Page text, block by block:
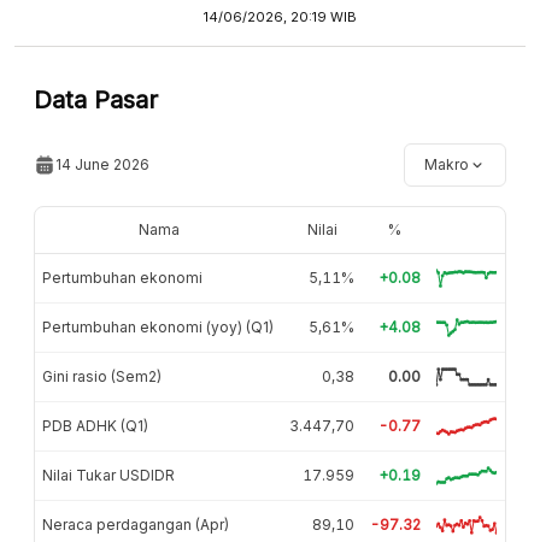
14/06/2026, 20:19 WIB
Data Pasar
14 June 2026 Makro
Nama Nilai %
Pertumbuhan ekonomi 5,11% +0.08
Pertumbuhan ekonomi (yoy) (Q1) 5,61% +4.08
Gini rasio (Sem2) 0,38 0.00
PDB ADHK (Q1) 3.447,70 -0.77
Nilai Tukar USDIDR 17.959 +0.19
Neraca perdagangan (Apr) 89,10 -97.32